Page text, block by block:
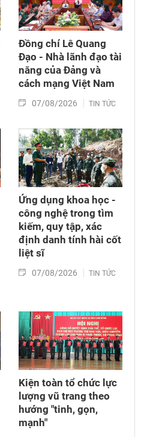
Đồng chí Lê Quang
Đạo - Nhà lãnh đạo tài
năng của Đảng và
cách mạng Việt Nam​
07/08/2026 TIN TỨC
Ứng dụng khoa học -
công nghệ trong tìm
kiếm, quy tập, xác
định danh tính hài cốt
liệt sĩ
07/08/2026 TIN TỨC
Kiện toàn tổ chức lực
lượng vũ trang theo
hướng "tinh, gọn,
mạnh"